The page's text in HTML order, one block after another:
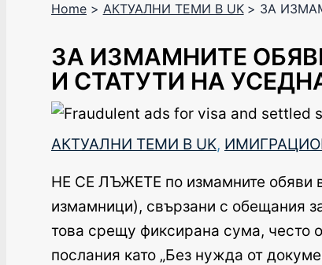
Home АКТУАЛНИ ТЕМИ В UK ЗА
ЗА ИЗМАМНИТЕ
И СТАТУТИ НА
АКТУАЛНИ ТЕМИ В UK,
НЕ СЕ ЛЪЖЕТЕ по измамните обяви
измамници), свързани с обещания
това срещу фиксирана сума, често
послания като „Без нужда от